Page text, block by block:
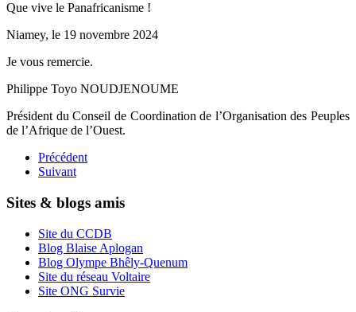
Que vive le Panafricanisme !
Niamey, le 19 novembre 2024
Je vous remercie.
Philippe Toyo NOUDJENOUME
Président du Conseil de Coordination de l’Organisation des Peuples
de l’Afrique de l’Ouest.
Précédent
Suivant
Sites & blogs amis
Site du CCDB
Blog Blaise Aplogan
Blog Olympe Bhêly-Quenum
Site du réseau Voltaire
Site ONG Survie